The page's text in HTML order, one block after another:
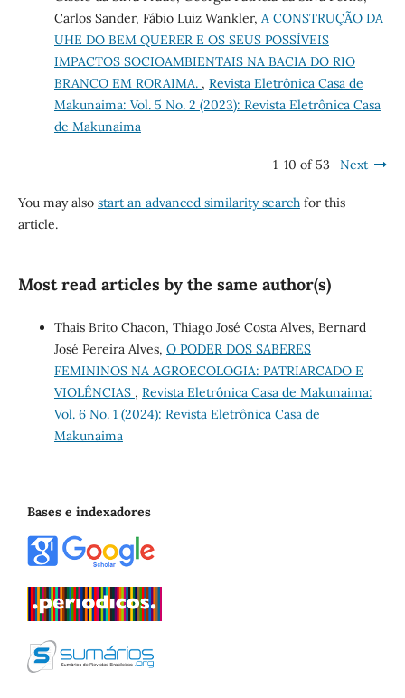
Carlos Sander, Fábio Luiz Wankler, A CONSTRUÇÃO DA
UHE DO BEM QUERER E OS SEUS POSSÍVEIS
IMPACTOS SOCIOAMBIENTAIS NA BACIA DO RIO
BRANCO EM RORAIMA. , Revista Eletrônica Casa de
Makunaima: Vol. 5 No. 2 (2023): Revista Eletrônica Casa
de Makunaima
1-10 of 53 Next
You may also start an advanced similarity searchfor this
article.
Most read articles by the same author(s)
Thais Brito Chacon, Thiago José Costa Alves, Bernard
José Pereira Alves, O PODER DOS SABERES
FEMININOS NA AGROECOLOGIA: PATRIARCADO E
VIOLÊNCIAS , Revista Eletrônica Casa de Makunaima:
Vol. 6 No. 1 (2024): Revista Eletrônica Casa de
Makunaima
Bases e indexadores